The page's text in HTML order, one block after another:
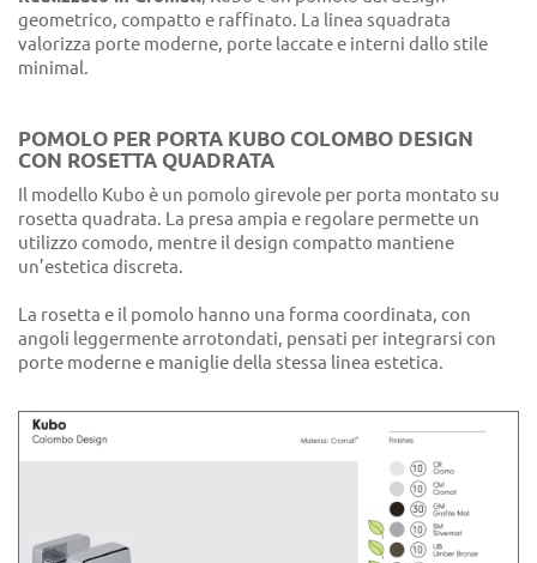
geometrico, compatto e raffinato. La linea squadrata
valorizza porte moderne, porte laccate e interni dallo stile
minimal.
POMOLO PER PORTA KUBO COLOMBO DESIGN
CON ROSETTA QUADRATA
Il modello Kubo è un pomolo girevole per porta montato su
rosetta quadrata. La presa ampia e regolare permette un
utilizzo comodo, mentre il design compatto mantiene
un’estetica discreta.
La rosetta e il pomolo hanno una forma coordinata, con
angoli leggermente arrotondati, pensati per integrarsi con
porte moderne e maniglie della stessa linea estetica.